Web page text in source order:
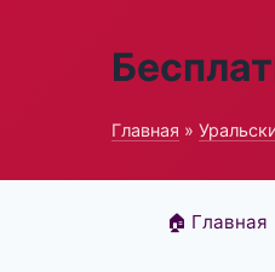
Главная »
🏠 Главная